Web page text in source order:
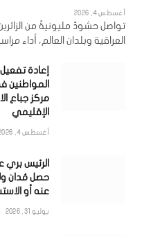
أغسطس 4, 2026
تواصل حشودٌ مليونيةٌ من
العراقية وبلدان العالم، أداء
إعادة
المواطنين
مركز جباع
الإقليمي
أغسطس 4, 2026
الرئيس بري
حصل مُدان
عنه أو
يوليو 31, 2026